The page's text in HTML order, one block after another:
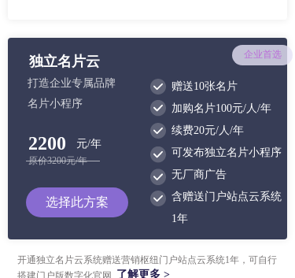
独立名片云
打造企业专属品牌
名片小程序
2200
赠送10张名片
加购名片100元/人/年
续费20元/人/年
可发布独立名片小程序
无厂商广告
含赠送门户站点云系统
1年
选择此方案
元/年
企业首选
开通独立名片云系统赠送营销枢纽门户站点云系统1年，可自行
搭建门户版数字化官网
了解更多 >
原价3200元/年